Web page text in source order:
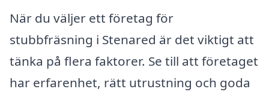
När du väljer ett företag för
stubbfräsning i Stenared är det viktigt att
tänka på flera faktorer. Se till att företaget
har erfarenhet, rätt utrustning och goda